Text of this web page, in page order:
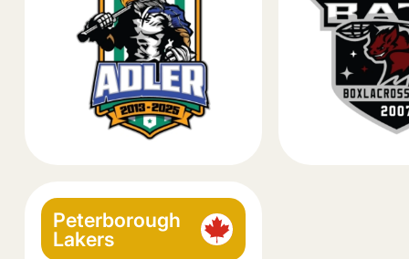
Peterborough
Lakers